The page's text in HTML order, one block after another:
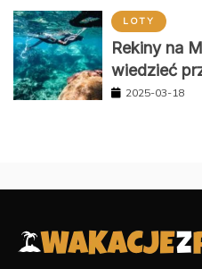
LOTY
Rekiny na
wiedzieć
2025-03-18